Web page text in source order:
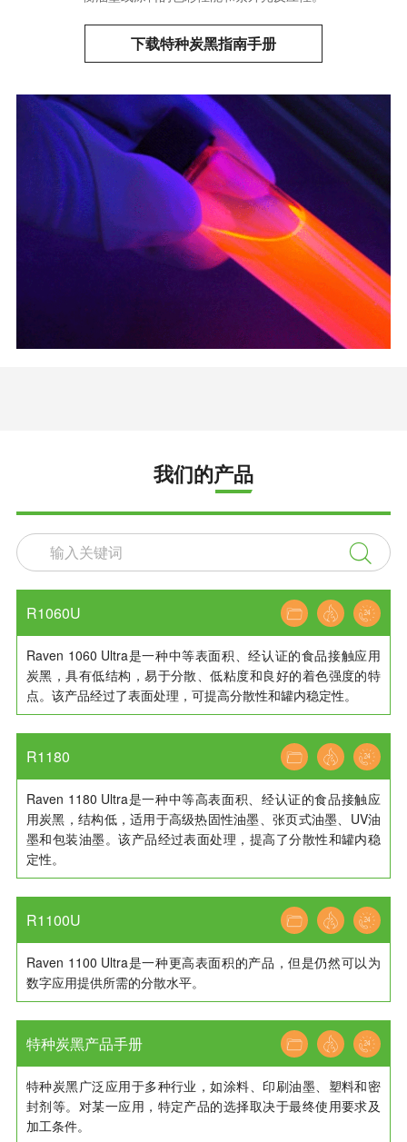
下载特种炭黑指南手册
我们的产品

R1060U
Raven 1060 Ultra是一种中等表面积、经认证的食品接触应用
炭黑，具有低结构，易于分散、低粘度和良好的着色强度的特
点。该产品经过了表面处理，可提高分散性和罐内稳定性。
R1180
Raven 1180 Ultra是一种中等高表面积、经认证的食品接触应
用炭黑，结构低，适用于高级热固性油墨、张页式油墨、UV油
墨和包装油墨。该产品经过表面处理，提高了分散性和罐内稳
定性。
R1100U
Raven 1100 Ultra是一种更高表面积的产品，但是仍然可以为
数字应用提供所需的分散水平。
特种炭黑产品手册
特种炭黑广泛应用于多种行业，如涂料、印刷油墨、塑料和密
封剂等。对某一应用，特定产品的选择取决于最终使用要求及
加工条件。